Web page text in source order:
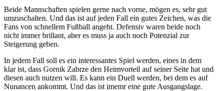
Beide Mannschaften spielen gerne nach vorne, mögen es, sehr gut
umzuschalten. Und das ist auf jeden Fall ein gutes Zeichen, was die
Fans von schnellem Fußball angeht. Defensiv waren beide noch
nicht immer brillant, aber es muss ja auch noch Potenzial zur
Steigerung geben.
In jedem Fall soll es ein interessantes Spiel werden, eines in dem
klar ist, dass Gornik Zabrze den Heimvorteil auf seiner Seite hat und
diesen auch nutzen will. Es kann ein Duell werden, bei dem es auf
Nunancen ankommt. Und das ist imemr eine gute Ausgangslage.